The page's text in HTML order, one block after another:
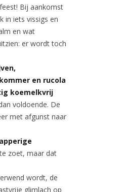
Bij aankomst
in iets vissigs en
en wat
er wordt toch
en rucola
koemelkvrij
voldoende. De
met afgunst naar
zoet, maar dat
wordt, de
glimlach op